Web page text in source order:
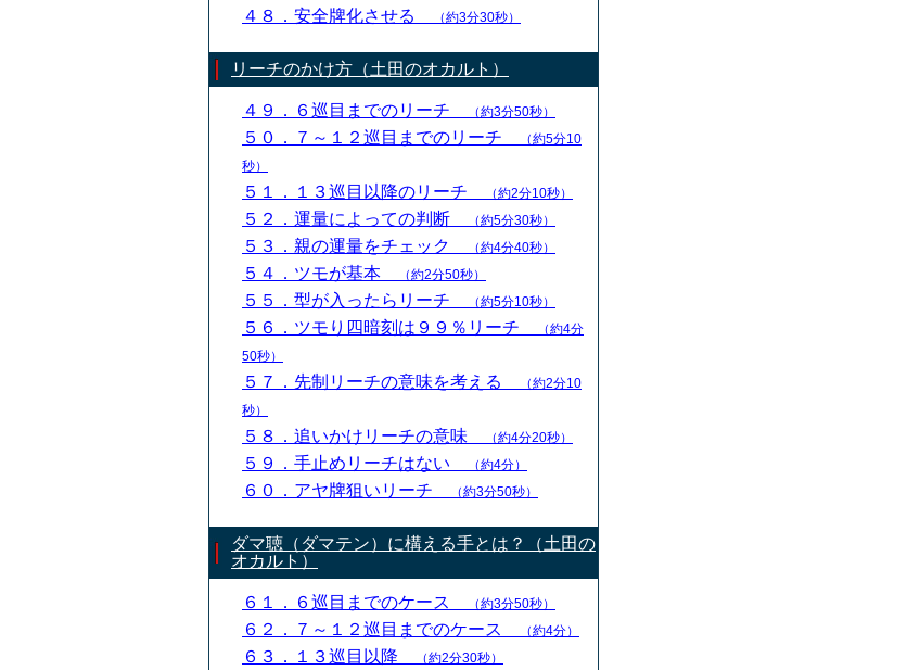
４８．安全牌化させる （約3分30秒）
リーチのかけ方（土田のオカルト）
４９．６巡目までのリーチ （約3分50秒）
５０．７～１２巡目までのリーチ
（約5分10
秒）
５１．１３巡目以降のリーチ （約2分10秒）
５２．運量によっての判断 （約5分30秒）
５３．親の運量をチェック （約4分40秒）
５４．ツモが基本 （約2分50秒）
５５．型が入ったらリーチ （約5分10秒）
５６．ツモり四暗刻は９９％リーチ
（約4分
50秒）
５７．先制リーチの意味を考える
（約2分10
秒）
５８．追いかけリーチの意味 （約4分20秒）
５９．手止めリーチはない （約4分）
６０．アヤ牌狙いリーチ （約3分50秒）
ダマ聴（ダマテン）に構える手とは？（土田の
オカルト）
６１．６巡目までのケース （約3分50秒）
６２．７～１２巡目までのケース （約4分）
６３．１３巡目以降 （約2分30秒）